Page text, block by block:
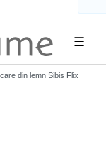
☰
din lemn Sibis Flix